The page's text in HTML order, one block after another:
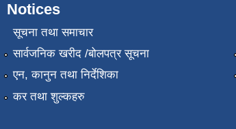
Notices
सूचना तथा समाचार
सार्वजनिक खरीद /बोलपत्र सूचना
एन, कानुन तथा निर्देशिका
कर तथा शुल्कहरु